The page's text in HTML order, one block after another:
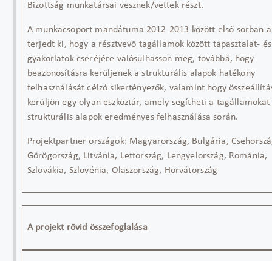
Bizottság munkatársai vesznek/vettek részt.
A munkacsoport mandátuma 2012-2013 között első sorban
terjedt ki, hogy a résztvevő tagállamok között tapasztalat-
gyakorlatok cseréjére valósulhasson meg, továbbá, hogy
beazonosításra kerüljenek a strukturális alapok hatékony
felhasználását célzó sikertényezők, valamint hogy
kerüljön egy olyan eszköztár, amely segítheti a tagállamokat
strukturális alapok eredményes felhasználása során.
Projektpartner országok: Magyarország, Bulgária,
Görögország, Litvánia, Lettország, Lengyelország, Románia,
Szlovákia, Szlovénia, Olaszország, Horvátország
A projekt rövid összefoglalása